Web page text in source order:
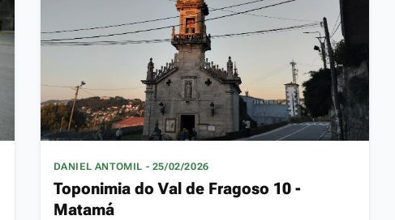
DANIEL ANTOMIL - 25/02/2026
Toponimia do Val de Fragoso 10 -
Matamá